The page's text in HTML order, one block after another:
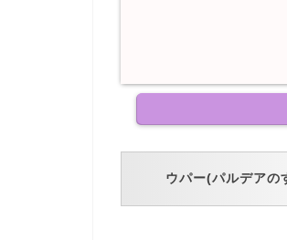
ウパー(パルデアの